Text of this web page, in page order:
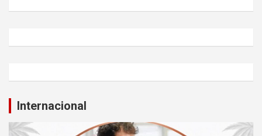
Internacional